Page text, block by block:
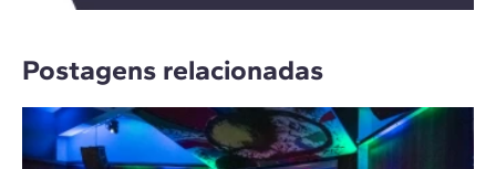
Postagens relacionadas